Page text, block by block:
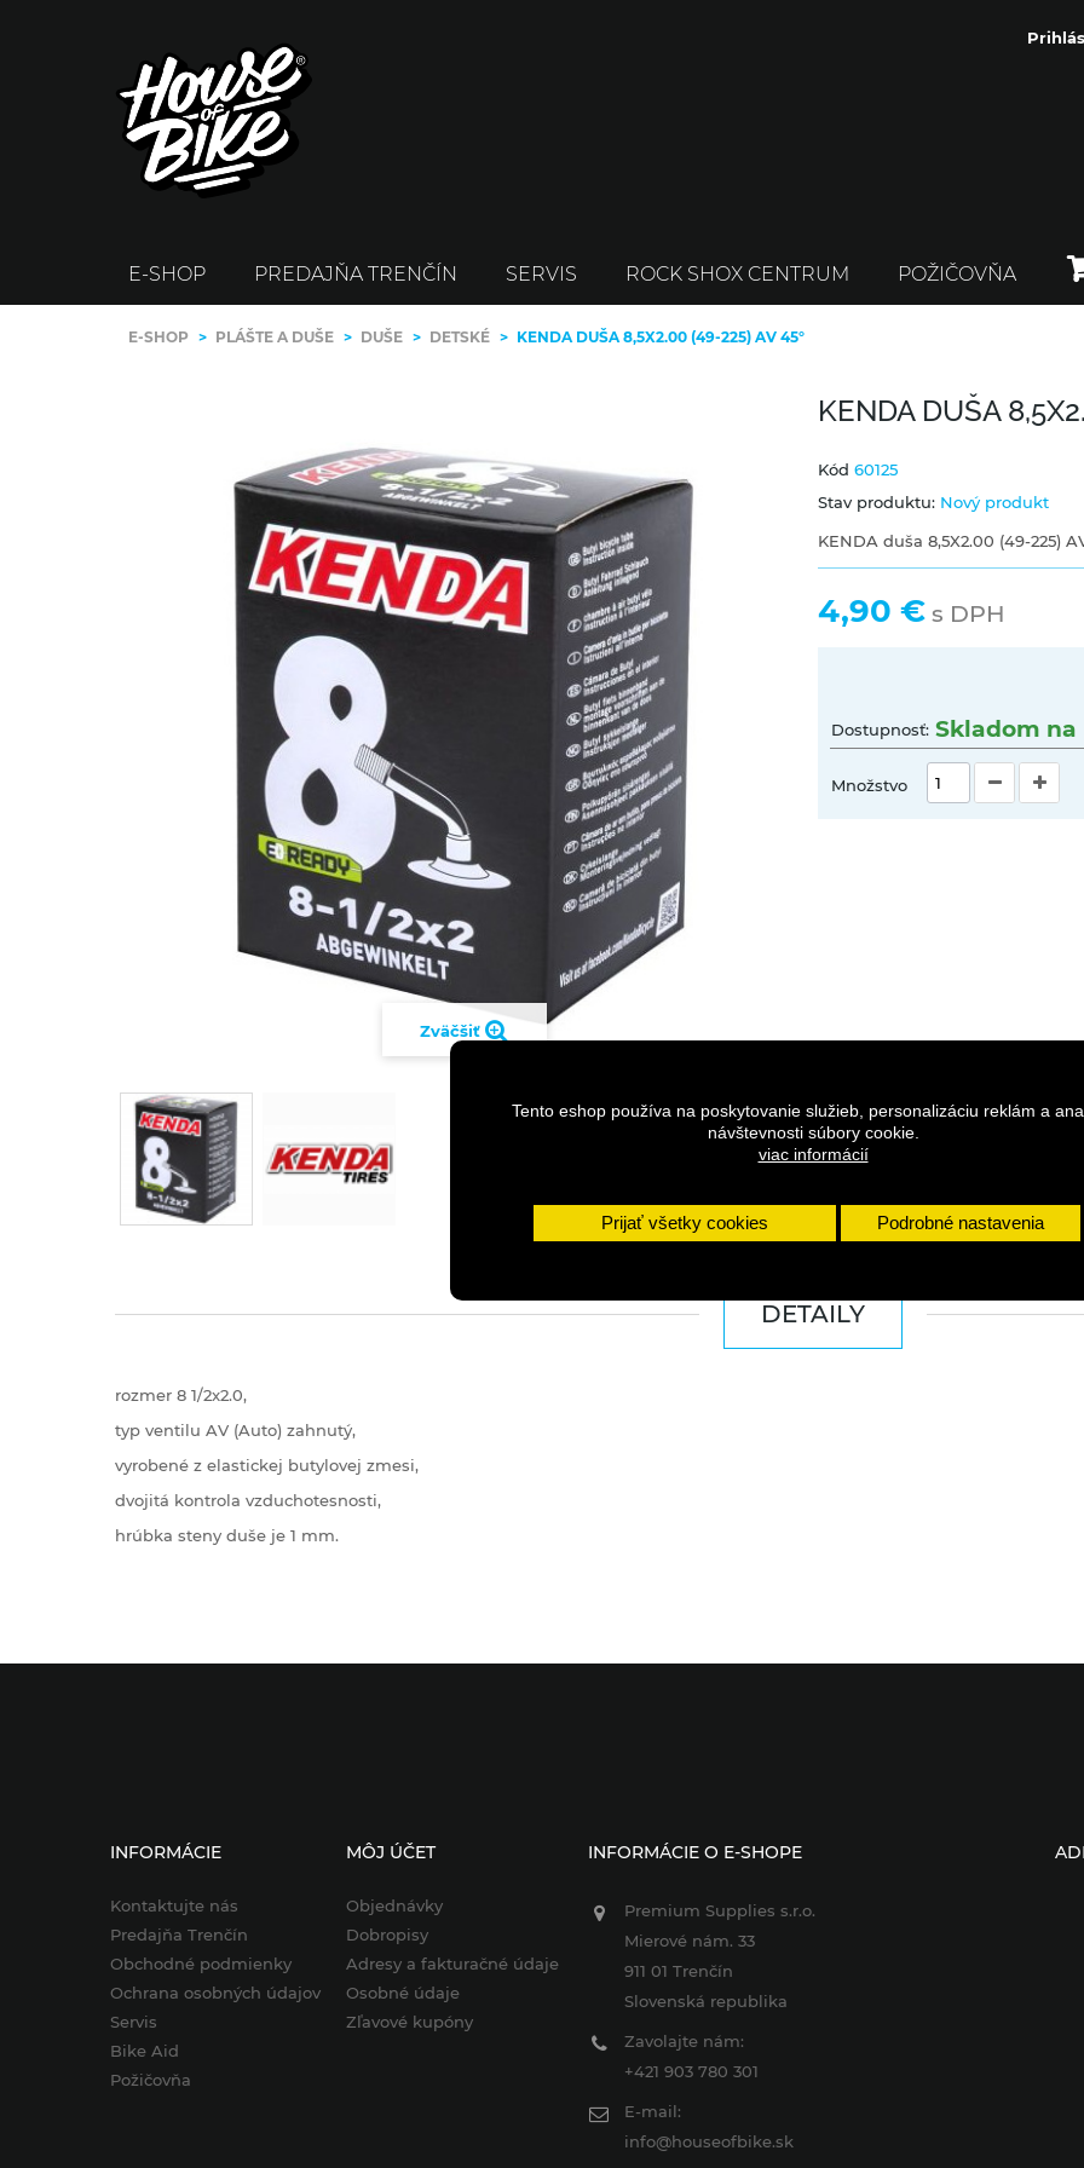
Tento eshop používa na poskytovanie služieb, personalizáciu reklám a
návštevnosti súbory cookie.
viac informácií
Prijať všetky cookies Podrobné nastavenia
E-SHOP PREDAJŇA TRENČÍN SERVIS ROCK SHOX CENTRUM POŽIČOVŇA
E-SHOP > PLÁŠTE A DUŠE > DUŠE > DETSKÉ > KENDA DUŠA 8,5X2.00 (49-225) AV 45°
Zväčšiť
KENDA DUŠA
Kód 60125
Stav produktu: Nový produkt
KENDA duša 8,5X2.00 (49-225)
4,90 € s DPH
Dostupnosť: Skladom
Množstvo
DETAILY
rozmer 8 1/2x2.0,
typ ventilu AV (Auto) zahnutý,
vyrobené z elastickej butylovej zmesi,
dvojitá kontrola vzduchotesnosti,
hrúbka steny duše je 1 mm.
INFORMÁCIE
Kontaktujte nás
Predajňa Trenčín
Obchodné podmienky
Ochrana osobných údajov
Servis
Bike Aid
Požičovňa
MÔJ ÚČET
Objednávky
Dobropisy
Adresy a fakturačné údaje
Osobné údaje
Zľavové kupóny
INFORMÁCIE O E-SHOPE
Premium Supplies s.r.o.
Mierové nám. 33
911 01 Trenčín
Slovenská republika
Zavolajte nám:
+421 903 780 301
E-mail:
info@houseofbike.sk